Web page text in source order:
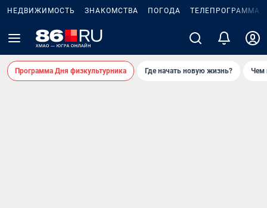
НЕДВИЖИМОСТЬ ЗНАКОМСТВА ПОГОДА ТЕЛЕПРОГРАММА
Программа Дня физкультурника Где начать новую жизнь? Чем